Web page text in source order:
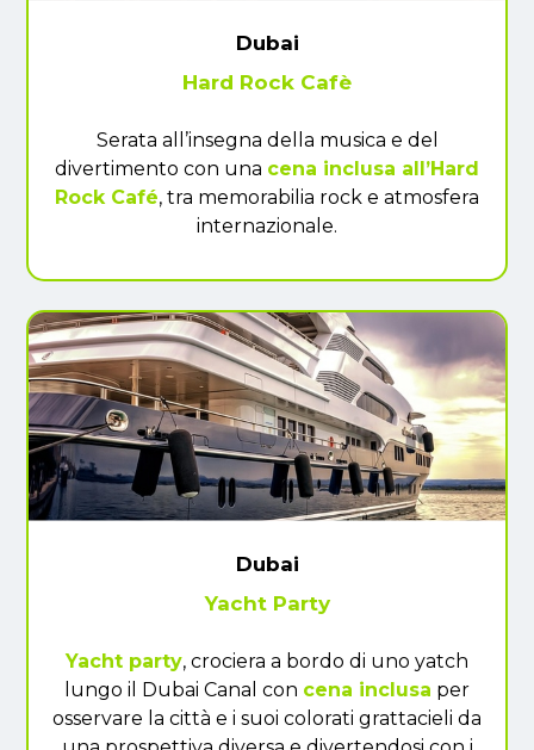
Dubai
Hard Rock Cafè
Serata all’insegna della musica e del
divertimento con una cena inclusa all’Hard
Rock Café, tra memorabilia rock e atmosfera
internazionale.
Dubai
Yacht Party
Yacht party, crociera a bordo di uno yatch
lungo il Dubai Canal con cena inclusa per
osservare la città e i suoi colorati grattacieli da